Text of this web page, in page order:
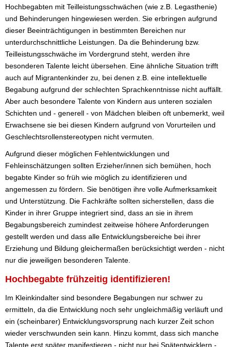
Hochbegabten mit Teilleistungsschwächen (wie z.B. Legasthenie)
und Behinderungen hingewiesen werden. Sie erbringen aufgrund
dieser Beeinträchtigungen in bestimmten Bereichen nur
unterdurchschnittliche Leistungen. Da die Behinderung bzw.
Teilleistungsschwäche im Vordergrund steht, werden ihre
besonderen Talente leicht übersehen. Eine ähnliche Situation trifft
auch auf Migrantenkinder zu, bei denen z.B. eine intellektuelle
Begabung aufgrund der schlechten Sprachkenntnisse nicht auffällt.
Aber auch besondere Talente von Kindern aus unteren sozialen
Schichten und - generell - von Mädchen bleiben oft unbemerkt, weil
Erwachsene sie bei diesen Kindern aufgrund von Vorurteilen und
Geschlechtsrollenstereotypen nicht vermuten.
Aufgrund dieser möglichen Fehlentwicklungen und
Fehleinschätzungen sollten Erzieher/innen sich bemühen, hoch
begabte Kinder so früh wie möglich zu identifizieren und
angemessen zu fördern. Sie benötigen ihre volle Aufmerksamkeit
und Unterstützung. Die Fachkräfte sollten sicherstellen, dass die
Kinder in ihrer Gruppe integriert sind, dass an sie in ihrem
Begabungsbereich zumindest zeitweise höhere Anforderungen
gestellt werden und dass alle Entwicklungsbereiche bei ihrer
Erziehung und Bildung gleichermaßen berücksichtigt werden - nicht
nur die jeweiligen besonderen Talente.
Hochbegabte frühzeitig identifizieren!
Im Kleinkindalter sind besondere Begabungen nur schwer zu
ermitteln, da die Entwicklung noch sehr ungleichmäßig verläuft und
ein (scheinbarer) Entwicklungsvorsprung nach kurzer Zeit schon
wieder verschwunden sein kann. Hinzu kommt, dass sich manche
Talente erst später manifestieren - nicht nur bei Spätentwicklern -